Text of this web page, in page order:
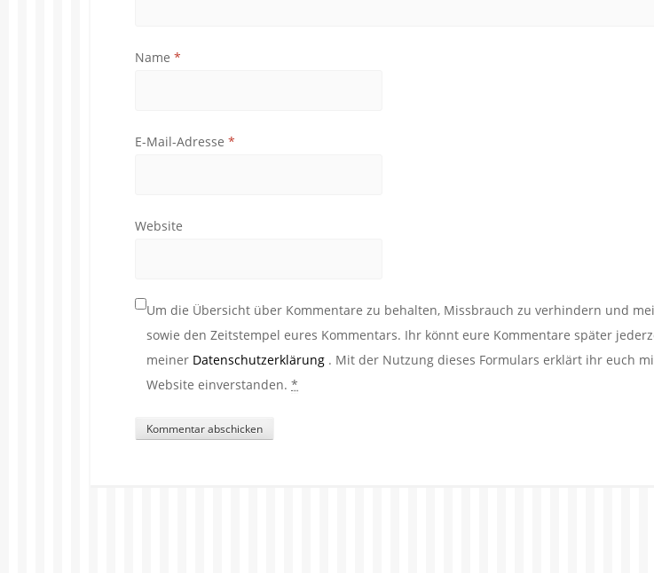
Name *
E-Mail-Adresse *
Website
Um die Übersicht über Kommentare zu behalten, Missbrauch zu verhindern und
sowie den Zeitstempel eures Kommentars. Ihr könnt eure Kommentare später
meiner Datenschutzerklärung . Mit der Nutzung dieses Formulars erklärt ihr euch
Website einverstanden. *